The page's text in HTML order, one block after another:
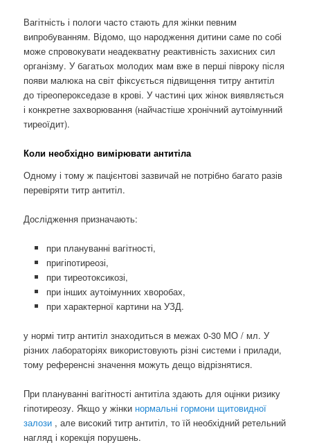
Вагітність і пологи часто стають для жінки певним
випробуванням. Відомо, що народження дитини саме по собі
може спровокувати неадекватну реактивність захисних сил
організму. У багатьох молодих мам вже в перші півроку після
появи малюка на світ фіксується підвищення титру антитіл
до тіреоперокседазе в крові. У частині цих жінок виявляється
і конкретне захворювання (найчастіше хронічний аутоімунний
тиреоїдит).
Коли необхідно вимірювати антитіла
Одному і тому ж пацієнтові зазвичай не потрібно багато разів
перевіряти титр антитіл.
Дослідження призначають:
при плануванні вагітності,
пригіпотиреозі,
при тиреотоксикозі,
при інших аутоімунних хворобах,
при характерної картини на УЗД.
у нормі титр антитіл знаходиться в межах 0-30 МО / мл. У
різних лабораторіях використовують різні системи і прилади,
тому референсні значення можуть дещо відрізнятися.
При плануванні вагітності антитіла здають для оцінки ризику
гіпотиреозу. Якщо у жінки нормальні гормони щитовидної
залози , але високий титр антитіл, то їй необхідний ретельний
нагляд і корекція порушень.